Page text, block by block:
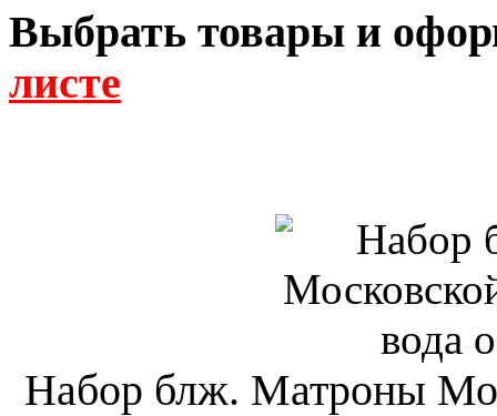
Выбрать товары и
листе
Набор блж. Матроны